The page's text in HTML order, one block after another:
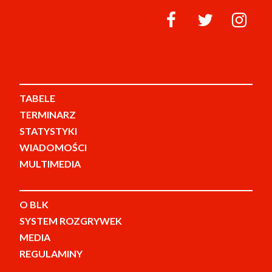
TABELE
TERMINARZ
STATYSTYKI
WIADOMOŚCI
MULTIMEDIA
O BLK
SYSTEM ROZGRYWEK
MEDIA
REGULAMINY